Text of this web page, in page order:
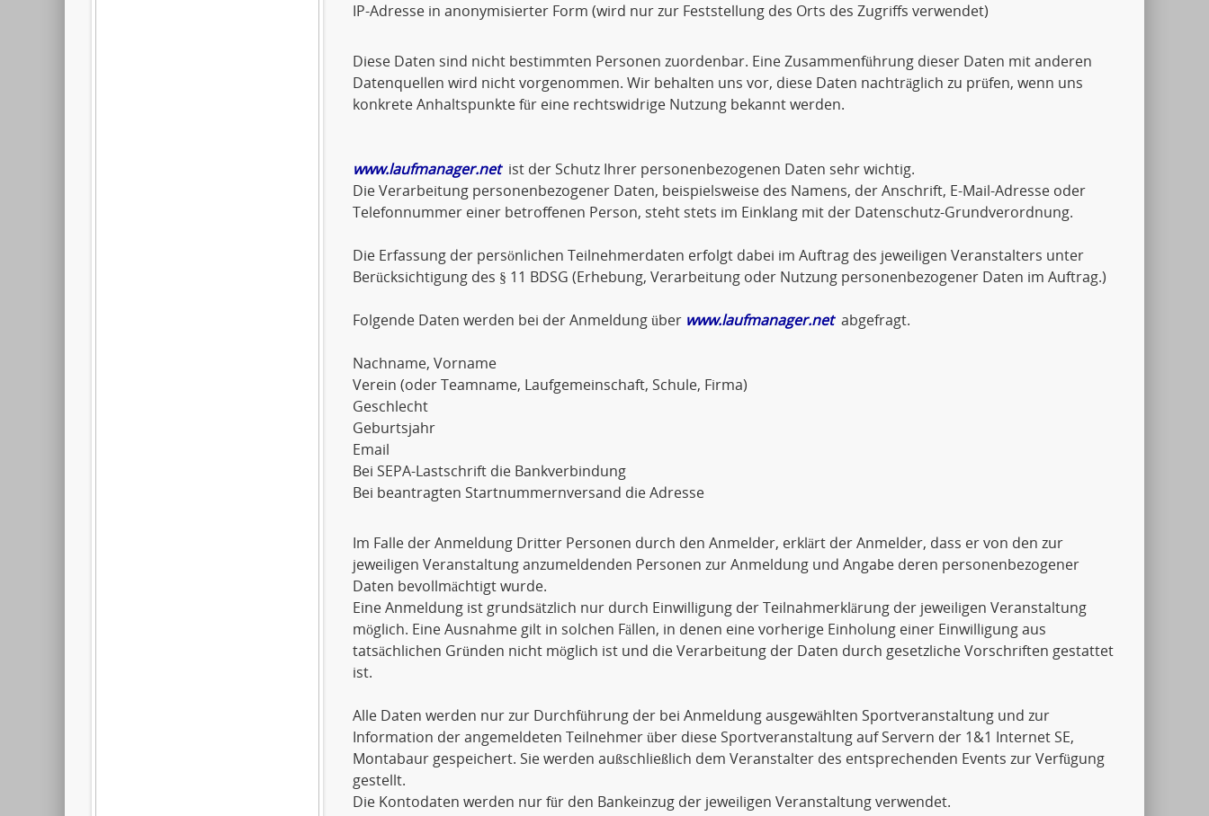
IP-Adresse in anonymisierter Form (wird nur zur Feststellung des Orts des Zugriffs verwendet)
Diese Daten sind nicht bestimmten Personen zuordenbar. Eine Zusammenführung dieser Daten mit anderen
Datenquellen wird nicht vorgenommen. Wir behalten uns vor, diese Daten nachträglich zu prüfen, wenn uns
konkrete Anhaltspunkte für eine rechtswidrige Nutzung bekannt werden.
www.laufmanager.netist der Schutz Ihrer personenbezogenen Daten sehr wichtig.
Die Verarbeitung personenbezogener Daten, beispielsweise des Namens, der Anschrift, E-Mail-Adresse oder
Telefonnummer einer betroffenen Person, steht stets im Einklang mit der Datenschutz-Grundverordnung.
Die Erfassung der persönlichen Teilnehmerdaten erfolgt dabei im Auftrag des jeweiligen Veranstalters unter
Berücksichtigung des § 11 BDSG (Erhebung, Verarbeitung oder Nutzung personenbezogener Daten im Auftrag.)
Folgende Daten werden bei der Anmeldung über www.laufmanager.netabgefragt.
Nachname, Vorname
Verein (oder Teamname, Laufgemeinschaft, Schule, Firma)
Geschlecht
Geburtsjahr
Email
Bei SEPA-Lastschrift die Bankverbindung
Bei beantragten Startnummernversand die Adresse
Im Falle der Anmeldung Dritter Personen durch den Anmelder, erklärt der Anmelder, dass er von den zur
jeweiligen Veranstaltung anzumeldenden Personen zur Anmeldung und Angabe deren personenbezogener
Daten bevollmächtigt wurde.
Eine Anmeldung ist grundsätzlich nur durch Einwilligung der Teilnahmerklärung der jeweiligen Veranstaltung
möglich. Eine Ausnahme gilt in solchen Fällen, in denen eine vorherige Einholung einer Einwilligung aus
tatsächlichen Gründen nicht möglich ist und die Verarbeitung der Daten durch gesetzliche Vorschriften gestattet
ist.
Alle Daten werden nur zur Durchführung der bei Anmeldung ausgewählten Sportveranstaltung und zur
Information der angemeldeten Teilnehmer über diese Sportveranstaltung auf Servern der 1&1 Internet SE,
Montabaur gespeichert. Sie werden außschließlich dem Veranstalter des entsprechenden Events zur Verfügung
gestellt.
Die Kontodaten werden nur für den Bankeinzug der jeweiligen Veranstaltung verwendet.